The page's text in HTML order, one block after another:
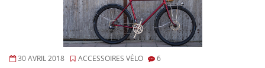
30 AVRIL 2018 ACCESSOIRES VÉLO 6